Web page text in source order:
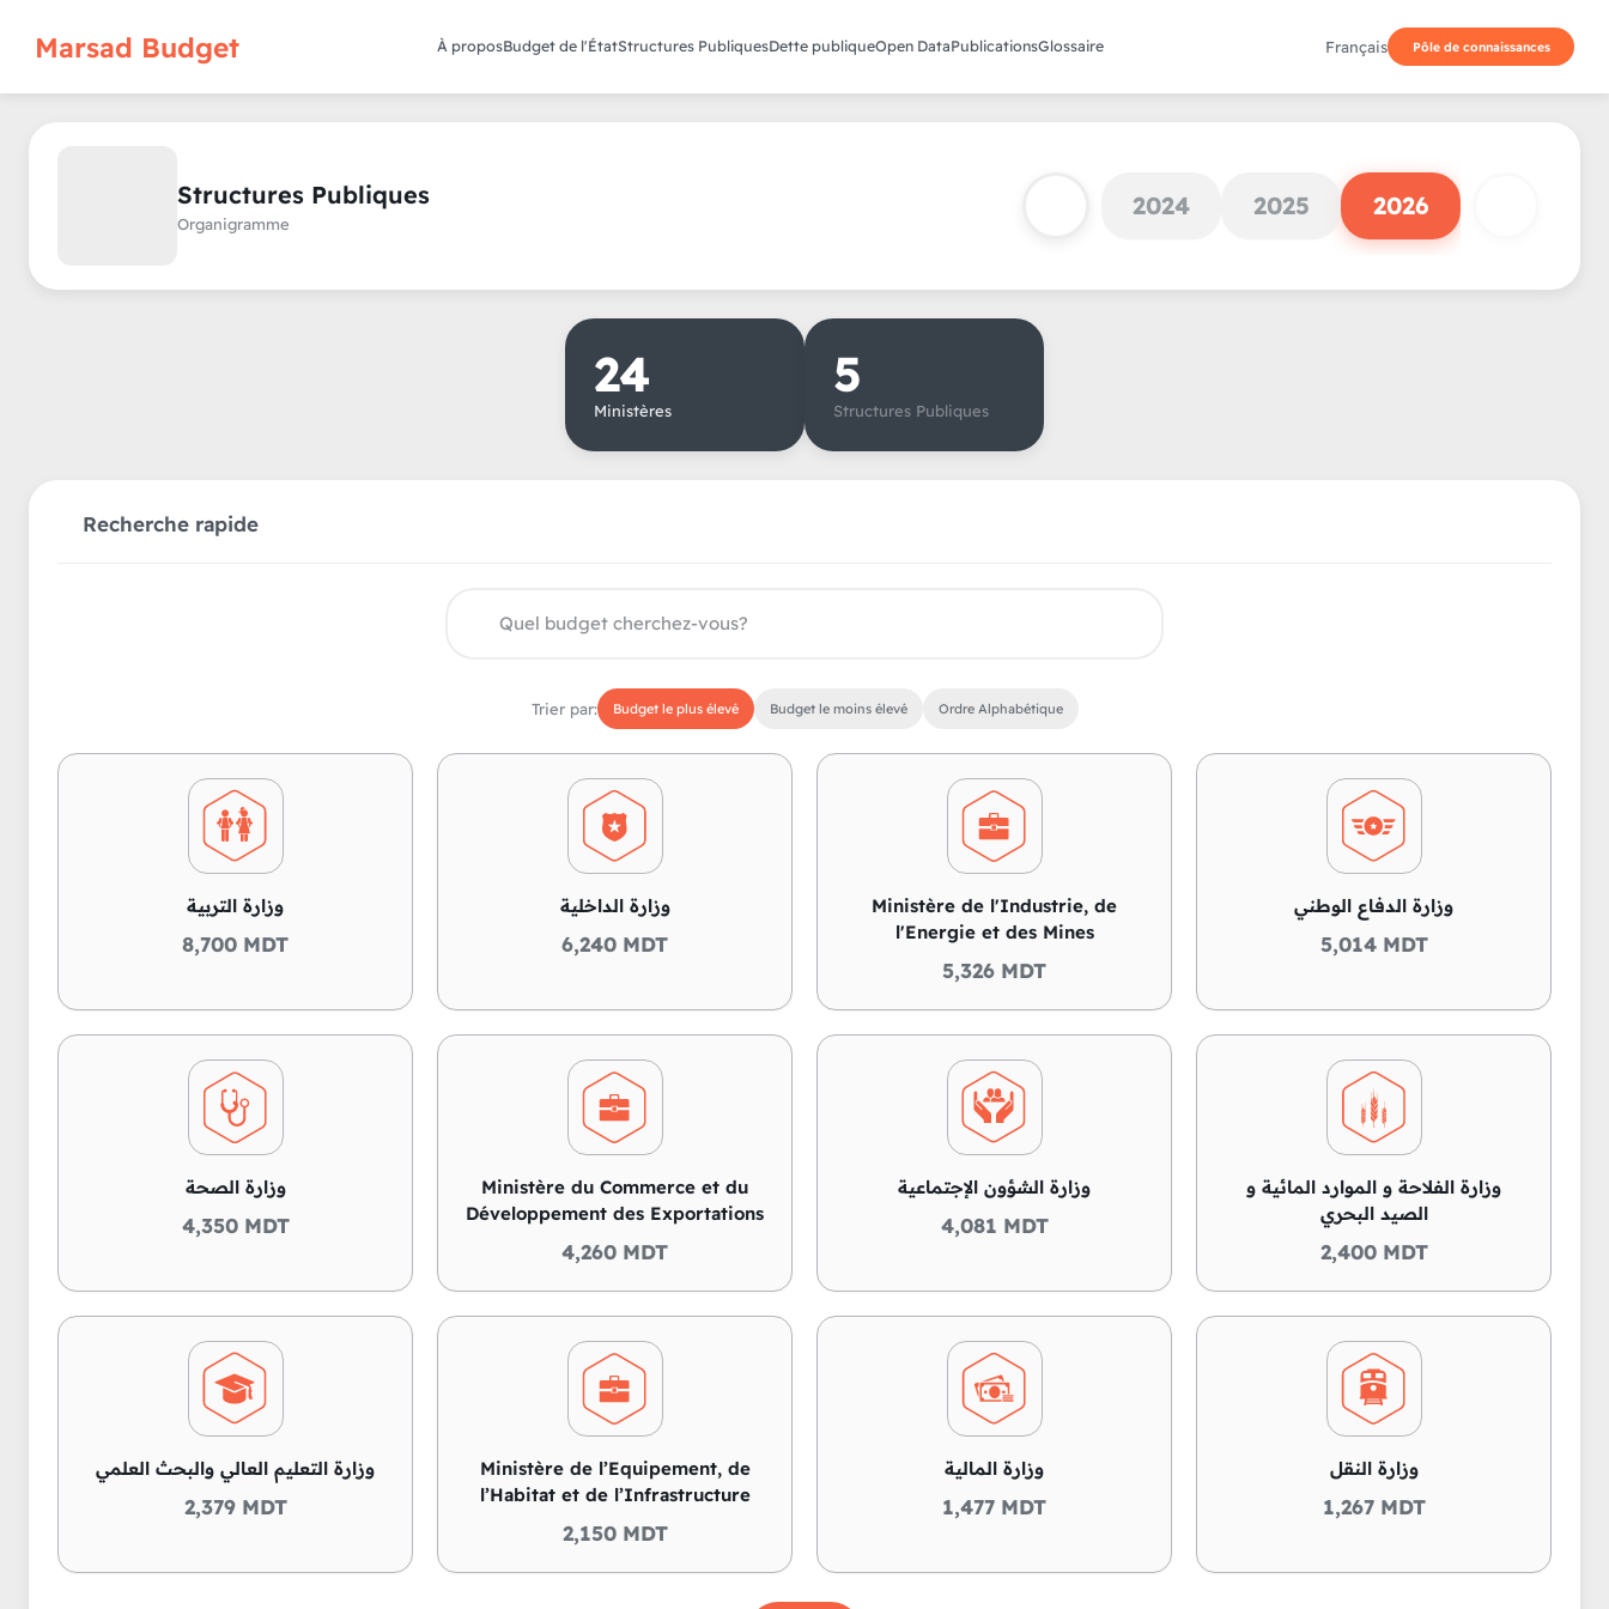
Marsad Budget À proposBudget de l'ÉtatStructures PubliquesDette publiqueOpen DataPublicationsGlossaire Français Pôle de connaissances
Structures Publiques
Organigramme
2016 2017 2018 2024 2025 2026
24
Ministères
5
Structures Publiques
Recherche rapide
Trier par: Budget le plus élevé Budget le moins élevé Ordre Alphabétique
وزارة التربية
8,700 MDT
وزارة الداخلية
6,240 MDT
Ministère de l'Industrie, de
l'Energie et des Mines
5,326 MDT
وزارة الدفاع الوطني
5,014 MDT
وزارة الصحة
4,350 MDT
Ministère du Commerce et du
Développement des Exportations
4,260 MDT
وزارة الشؤون الإجتماعية
4,081 MDT
وزارة الفلاحة و الموارد المائية و
الصيد البحري
2,400 MDT
وزارة التعليم العالي والبحث العلمي
2,379 MDT
Ministère de l’Equipement, de
l’Habitat et de l’Infrastructure
2,150 MDT
وزارة المالية
1,477 MDT
وزارة النقل
1,267 MDT